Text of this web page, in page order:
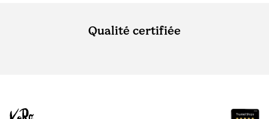
Qualité certifiée